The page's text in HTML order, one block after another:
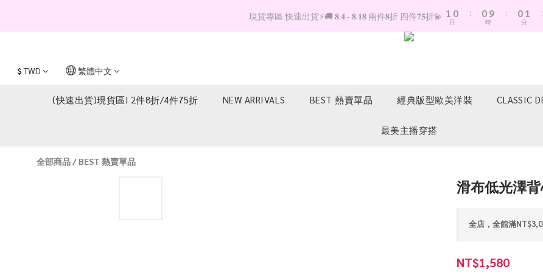
現貨專區 快速出貨⚡️🚚 𝟖.𝟒 - 𝟖.𝟏𝟖 兩件𝟖折 四件𝟕𝟓折💫 1
0
0
日
:
09
8
時
:
01
0
分
:
$TWD 繁體中文
(快速出貨)現貨區! 2件8折/4件75折 NEW ARRIVALS BEST 熱賣單品 經典版型歐美洋裝 CLASSIC
最美主播穿搭
全部商品/ BEST 熱賣單品
滑布低光澤
全店，全館滿
NT$1,580